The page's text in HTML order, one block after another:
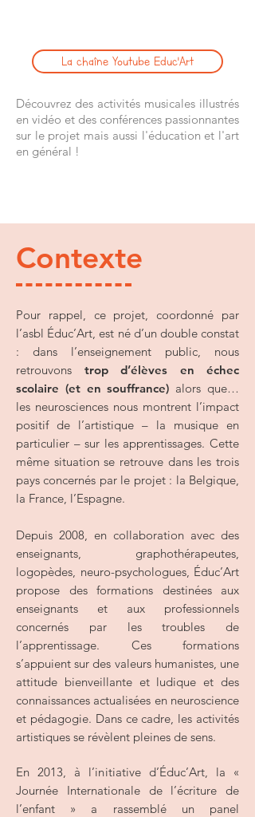
La chaîne Youtube Educ'Art
Découvrez des activités musicales illustrés
en vidéo et des conférences passionnantes
sur le projet mais aussi l'éducation et l'art
en général !
Contexte
Pour rappel, ce projet, coordonné par
l’asbl Éduc’Art, est né d’un double constat
: dans l’enseignement public, nous
retrouvons trop d’élèves en échec
scolaire (et en souffrance) alors que…
les neurosciences nous montrent l’impact
positif de l’artistique – la musique en
particulier – sur les apprentissages. Cette
même situation se retrouve dans les trois
pays concernés par le projet : la Belgique,
la France, l’Espagne.
Depuis 2008, en collaboration avec des
enseignants, graphothérapeutes,
logopèdes, neuro-psychologues, Éduc’Art
propose des formations destinées aux
enseignants et aux professionnels
concernés par les troubles de
l’apprentissage. Ces formations
s’appuient sur des valeurs humanistes, une
attitude bienveillante et ludique et des
connaissances actualisées en neuroscience
et pédagogie. Dans ce cadre, les activités
artistiques se révèlent pleines de sens.
En 2013, à l’initiative d’Éduc’Art, la «
Journée Internationale de l’écriture de
l’enfant » a rassemblé un panel